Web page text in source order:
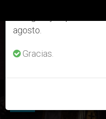
ÚLTIMAS NOTICIAS
agosto.
Gracias.